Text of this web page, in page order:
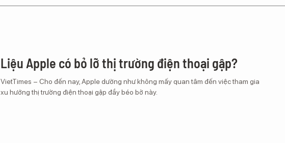
Liệu Apple có bỏ lỡ thị trường điện thoại gập?
VietTimes – Cho đến nay, Apple dường như không mấy quan tâm đến việc tham gia
xu hướng thị trường điện thoại gập đầy béo bở này.